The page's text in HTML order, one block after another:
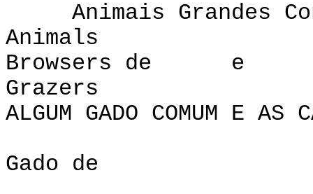
Animais Grandes
Animals
Browsers de e
ALGUM GADO COMUM E AS
Gado de